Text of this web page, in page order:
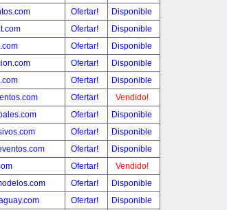
Ofertar!
Disponible
Ofertar!
Disponible
Ofertar!
Disponible
Ofertar!
Disponible
Ofertar!
Disponible
Ofertar!
Vendido!
Ofertar!
Disponible
Ofertar!
Disponible
Ofertar!
Disponible
Ofertar!
Vendido!
Ofertar!
Disponible
Ofertar!
Disponible